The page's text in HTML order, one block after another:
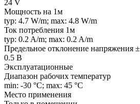
24 V
Мощность на 1м
typ: 4.7 W/m; max: 4.8 W/m
Ток потребления 1м
typ: 0.2 A/m; max: 0.2 A/m
Предельное отклонение напряжения ±
0.5 В
Эксплуатационные
Диапазон рабочих температур
min: -30 °C; max: 45 °C
Место применения